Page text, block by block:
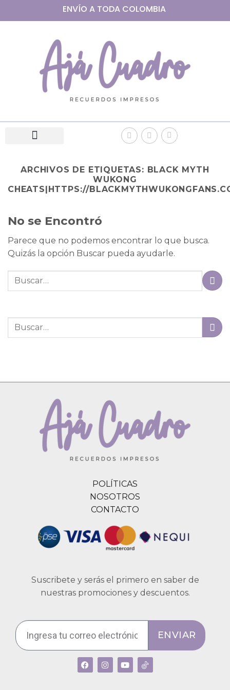
ENVÍO A TODA COLOMBIA
ARCHIVOS DE ETIQUETAS: BLACK MYTH
WUKONG
CHEATS|HTTPS://
No se Encontró
Parece que no podemos encontrar lo que busca.
Quizás la opción Buscar pueda ayudarle.
POLÍTICAS
NOSOTROS
CONTACTO
Suscribete y serás el primero en saber de
nuestras promociones y descuentos.
ENVIAR